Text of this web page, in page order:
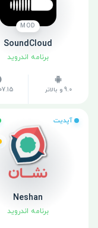
MOD
SoundCloud
برنامه اندروید
9.0 و بالاتر
آپدیت
Neshan
برنامه اندروید